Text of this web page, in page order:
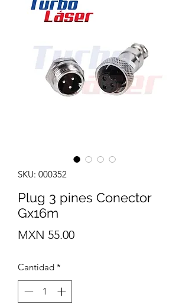
SKU: 000352
Plug 3 pines Conector
Gx16m
MXN 55.00Precio
Cantidad *